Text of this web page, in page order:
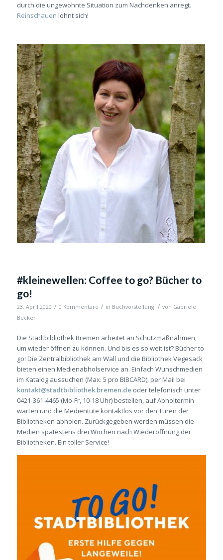
durch die ungewohnte Situation zum Nachdenken anregt.
Reinschauen lohnt sich!
#kleinewellen: Coffee to go? Bücher to
go!
23. April 2020 / 0 Kommentare / in Buchvorstellung / von Gabriele
Becker
Die Stadtbibliothek Bremen arbeitet an Schutzmaßnahmen,
um wieder öffnen zu können. Und bis es so weit ist? Bücher to
go! Die Zentralbibliothek am Wall und die Bibliothek Vegesack
bieten einen Medienabholservice an. Einfach Wunschmedien
im Katalog aussuchen (Max. 5 pro BIBCARD), per Mail bei
kontakt@stadtbibliothek.bremen.de oder telefonisch unter
0421-361-4465 (Mo-Fr, 10-18 Uhr) bestellen, auf Abholtermin
warten und die Medientüte kontaktlos vor den Türen der
Bibliotheken abholen. Zurückgegeben werden müssen die
Medien spätestens drei Wochen nach Wiederöffnung der
Bibliotheken. Ein toller Service!